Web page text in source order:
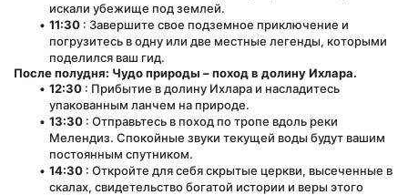
искали убежище под землей.
11:30 : Завершите свое подземное приключение и
погрузитесь в одну или две местные легенды, которыми
поделился ваш гид.
После полудня: Чудо природы – поход в долину Ихлара.
12:30 : Прибытие в долину Ихлара и насладитесь
упакованным ланчем на природе.
13:30 : Отправьтесь в поход по тропе вдоль реки
Мелендиз. Спокойные звуки текущей воды будут вашим
постоянным спутником.
14:30 : Откройте для себя скрытые церкви, высеченные в
скалах, свидетельство богатой истории и веры этого